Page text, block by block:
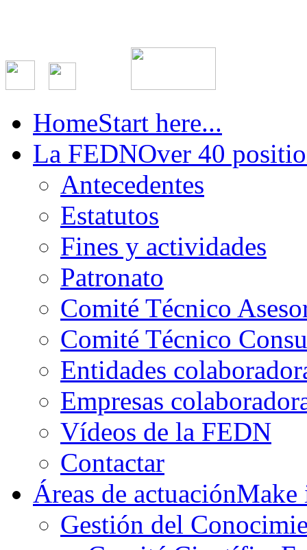
HomeStart here...
La FEDNOver 40
Antecedentes
Estatutos
Fines y actividades
Patronato
Comité Técnico
Comité Técnico
Entidades
Empresas
Vídeos de la FEDN
Contactar
Áreas de actuación
Gestión del